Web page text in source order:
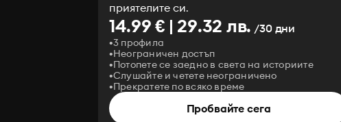
приятелите си.
14.99 € | 29.32 лв. /30 дни
3 профила
Неограничен достъп
Потопете се заедно в света на историите
Слушайте и четете неограничено
Прекратете по всяко време
Пробвайте сега